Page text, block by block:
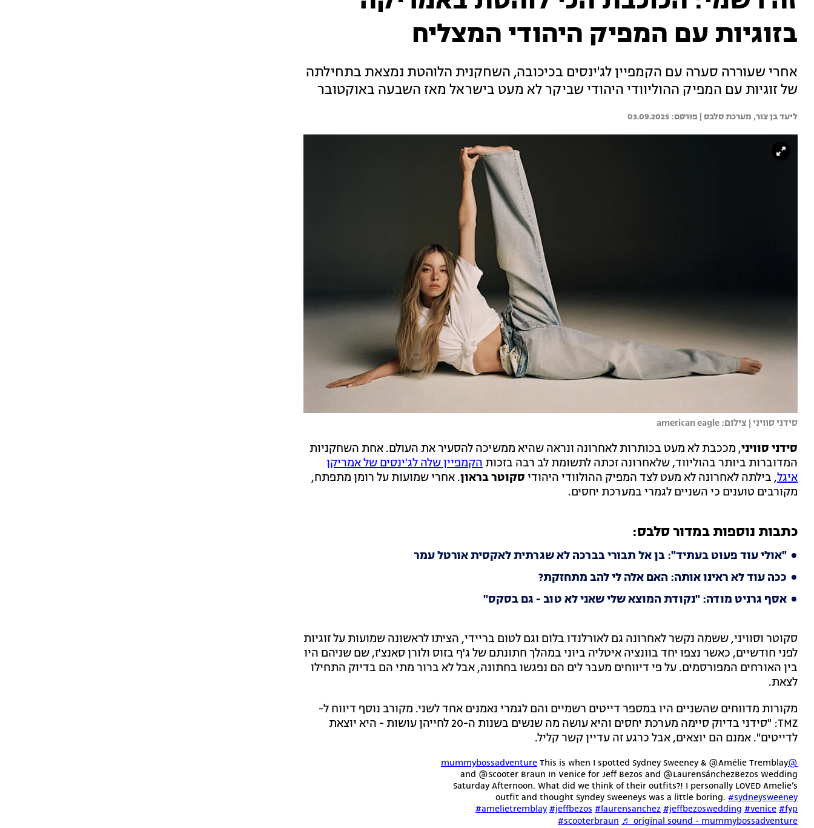
בזוגיות עם המפיק היהודי המצליח
אחרי שעוררה סערה עם הקמפיין לג'ינסים בכיכובה, השחקנית הלוהטת נמצאת בתחילתה
של זוגיות עם המפיק ההוליוודי היהודי שביקר לא מעט בישראל מאז השבעה באוקטובר
ליעד בן צור, מערכת סלבס | 03.09.2025
סידני סוויני | צילום: american eagle
סידני סוויני, מככבת לא מעט בכותרות לאחרונה ונראה שהיא ממשיכה להסעיר את העולם. אחת השחקניות
המדוברות ביותר בהוליווד, שלאחרונה זכתה לתשומת לב רבה בזכות הקמפיין שלה לג'ינסים של אמריקן
איגל, בילתה לאחרונה לא מעט לצד המפיק ההולוודי היהודי סקוטר בראון. אחרי שמועות על רומן מתפתח,
מקורבים טוענים כי השניים לגמרי במערכת יחסים.
כתבות נוספות במדור סלבס:
"אולי עוד פעוט בעתיד": בן אל תבורי בברכה לא שגרתית לאקסית אורטל עמר
ככה עוד לא ראינו אותה: האם אלה לי להב מתחזקת?
אסף גרניט מודה: "נקודת המוצא שלי שאני לא טוב - גם בסקס"
סקוטר וסוויני, ששמה נקשר לאחרונה גם לאורלנדו בלום וגם לטום בריידי, הציתו לראשונה שמועות על זוגיות
לפני חודשיים, כאשר נצפו יחד בוונציה איטליה ביוני במהלך חתונתם של ג'ף בזוס ולורן סאנצ'ז, שם שניהם היו
בין האורחים המפורסמים. על פי דיווחים מעבר לים הם נפגשו בחתונה, אבל לא ברור מתי הם בדיוק התחילו
לצאת.
מקורות מדווחים שהשניים היו במספר דייטים רשמיים והם לגמרי נאמנים אחד לשני. מקורב נוסף דיווח ל-
TMZ: "סידני בדיוק סיימה מערכת יחסים והיא עושה מה שנשים בשנות ה-20 לחייהן עושות - היא יוצאת
לדייטים". אמנם הם יוצאים, אבל כרגע זה עדיין קשר קליל.
@mummybossadventure
This is when I spotted Sydney Sweeney & @Amélie Tremblay
and @Scooter Braun In Venice for Jeff Bezos and @LaurenSánchezBezos Wedding
Saturday Afternoon. What did we think of their outfits?! I personally LOVED Amelie’s
outfit and thought Syndey Sweeneys was a little boring. #sydneysweeney
#amelietremblay #jeffbezos #laurensanchez #jeffbezoswedding #venice #fyp
#scooterbraun ♬ original sound - mummybossadventure